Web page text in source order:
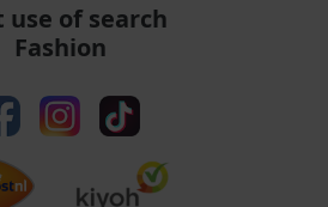
use of search
Fashion